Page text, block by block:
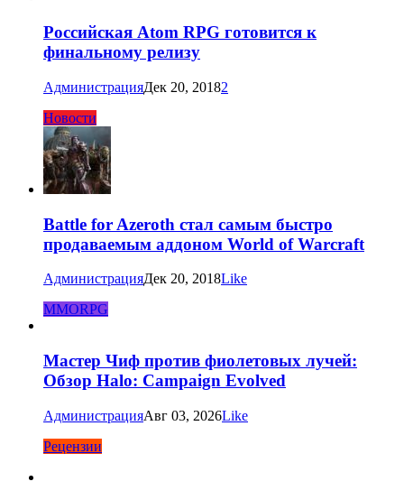
Российская Atom RPG готовится к
финальному релизу
АдминистрацияДек 20, 20182
Новости
Battle for Azeroth стал самым быстро
продаваемым аддоном World of Warcraft
АдминистрацияДек 20, 2018Like
MMORPG
Мастер Чиф против фиолетовых лучей:
Обзор Halo: Campaign Evolved
АдминистрацияАвг 03, 2026Like
Рецензии